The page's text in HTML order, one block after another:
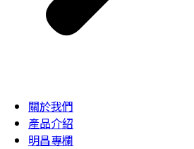
關於我們
產品介紹
明昌專欄